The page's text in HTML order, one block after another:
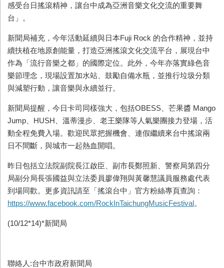
感受台日搖滾精神，讓台中成為亞洲音樂文化交流的重要舞
台」。
新聞局補充，今年活動延續與日本Fuji Rock 的合作精神，並持
續扶植在地原創能量，打造亞洲搖滾文化交流平台，展現台中
作為「流行音樂之都」的國際定位。此外，今年亦落實綠色音
樂節理念，現場設置加水站、鼓勵自備水瓶，並推行垃圾分類
與減塑行動，讓音樂與永續並行。
新聞局提醒，今日卡司同樣強大，包括OBESS 、芒果醬 Mango
Jump
HUSH 、溫蒂漫步、老王樂隊等人氣樂團接力登場，活
動全程免費入場。歡迎民眾把握機會、連假繼續來台中搖滾兩
日不間斷，與城市一起熱血開唱。
昨日包括立法院副院長江啟臣、副市長鄭照新、警察局第四分
局副分局長張國益與立法委員廖偉翔與黃馨慧議員服務處代表
到場同歡。更多資訊請至「搖滾台中」官方粉絲專頁查詢：
https://www.facebook.com/RockInTaichungMusicFestival。
(10/12*14)*新聞局
聯絡人:台中市政府新聞局